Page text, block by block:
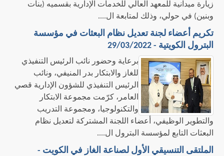
زيارة ميدانية للمعهد العالي للخدمات الإدارية بقسميه (بنات
وبنين) في حولي، وذلك لمتابعة ال....
تكريم أعضاء لجنة تعديل نظام البعثات في مؤسسة
البترول الكويتية - 29/03/2022
​برعاية وحضور نائب الرئيس التنفيذي
للغاز والابتكار بدر المنيفي، ونائب
الرئيس التنفيذي للشؤون الإدارية قصي
العامر، كرّمت مجموعة الابتكار
والتكنولوجيا، ومجموعة التدريب
والتطوير الوظيفي، أعضاء اللجنة المشتركة لتعديل نظام
البعثات التابع لمؤسسة البترول ال....
الملتقى التنسيقي الأول لصناعة الغاز في الكويت -